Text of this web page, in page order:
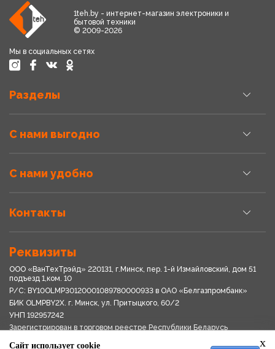
1teh.by - интернет-магазин электроники и
бытовой техники
© 2009-2026
Мы в социальных сетях
Разделы
С нами выгодно
С нами удобно
Контакты
Реквизиты
ООО «ВанТехТрэйд» 220131, г.Минск, пер. 1-й Измайловский, дом 51
подъезд 1,ком. 10
Р/С: BY10OLMP30120001089780000933 в OАО «Белгазпромбанк»
БИК OLMPBY2X. г. Минск, ул. Притыцкого, 60/2
УНП 192957242
Зарегистрирован в торговом реестре Республики Беларусь
x
Сайт использует cookie